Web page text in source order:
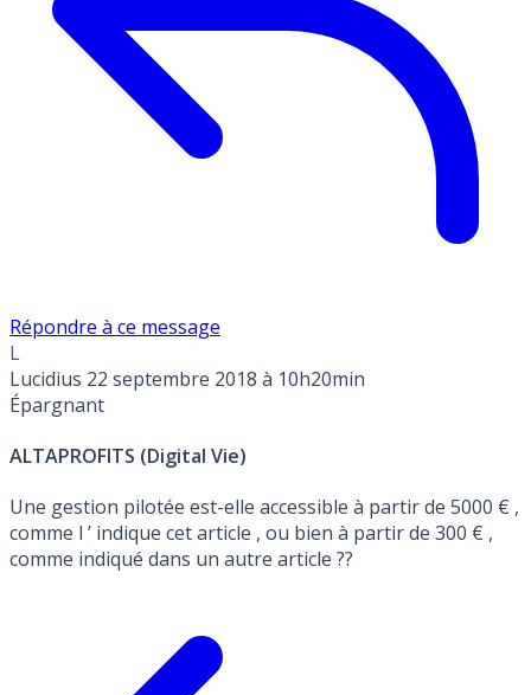
Répondre à ce message
L
Lucidius 22 septembre 2018 à 10h20min
Épargnant
ALTAPROFITS (Digital Vie)
Une gestion pilotée est-elle accessible à partir de 5000 € ,
comme l ’ indique cet article , ou bien à partir de 300 € ,
comme indiqué dans un autre article ??